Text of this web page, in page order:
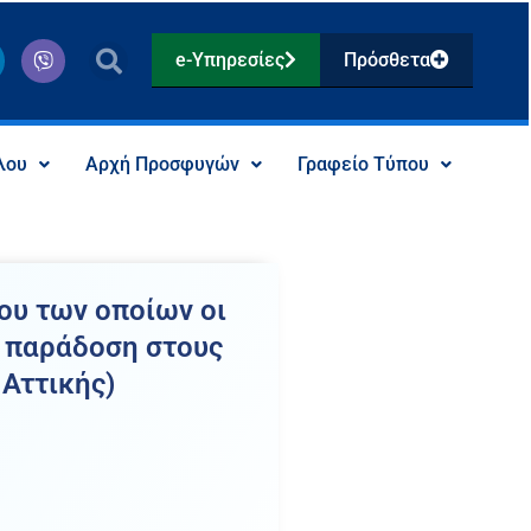
V
i
b
r
e-Υπηρεσίες Πρόσθετα
Αρχή Προσφυγών Γραφείο Τύπου
των οποίων οι
παράδοση στους